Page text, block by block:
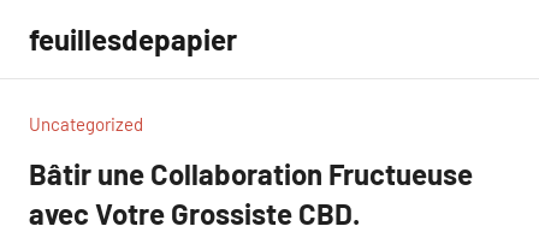
contenu
feuillesdepapier
Uncategorized
Bâtir une Collaboration Fructueuse
avec Votre Grossiste CBD.